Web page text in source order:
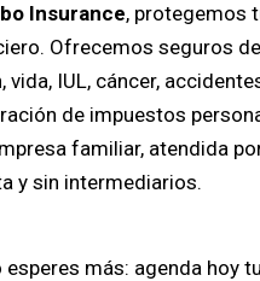
Insurance, protegemos
Ofrecemos seguros
vida, IUL, cáncer,
de impuestos
familiar, atendida
y sin intermediarios.
esperes más: agenda hoy